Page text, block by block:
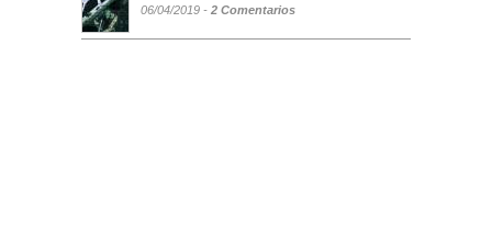
06/04/2019 - 2 Comentarios